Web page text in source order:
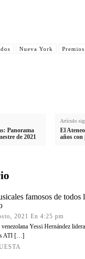
Nueva York
Panorama
de 2021
Artículo
El
años
famosos de todos
2021 En 4:25 pm
Yessi Hernández
ATI […]